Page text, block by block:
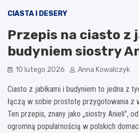
CIASTA I DESERY
Przepis na ciasto z
budyniem siostry
10 lutego 2026 Anna Kowalczyk
Ciasto z jabłkami i budyniem to jedna z
łączą w sobie prostotę przygotowania z
Ten przepis, znany jako „siostry Anieli”,
ogromną popularnością w polskich